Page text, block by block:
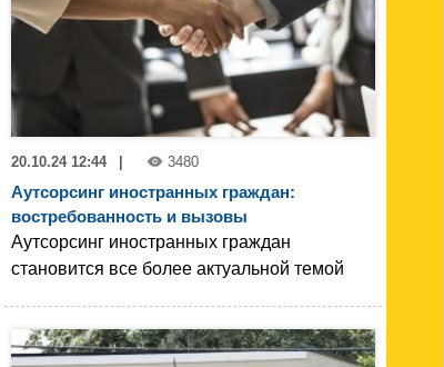
20.10.24 12:44 3480
Аутсорсинг иностранных граждан:
востребованность и вызовы
Аутсорсинг иностранных граждан
становится все более актуальной темой